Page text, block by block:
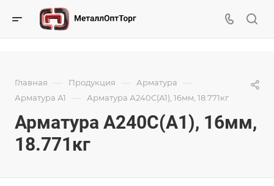
Главная — Продукция — Арматура —
Арматура А1 — Арматура А240С(А1), 16мм, 18.771кг
Арматура А240С(А1), 16мм,
18.771кг